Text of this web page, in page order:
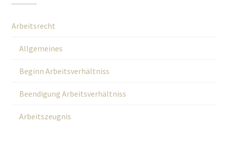
Arbeitsrecht
Allgemeines
Beginn Arbeitsverhältniss
Beendigung Arbeitsverhältniss
Arbeitszeugnis